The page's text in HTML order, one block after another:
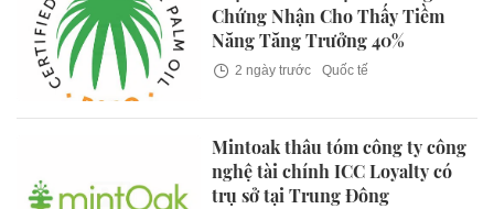
Chứng Nhận Cho Thấy Tiềm
Năng Tăng Trưởng 40%
2 ngày trước Quốc tế
Mintoak thâu tóm công ty công
nghệ tài chính ICC Loyalty có
trụ sở tại Trung Đông